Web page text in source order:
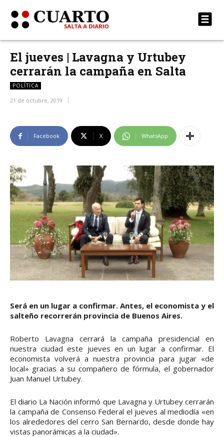
El jueves | Lavagna y Urtubey
cerrarán la campaña en Salta
POLÍTICA
21 de octubre, 2019
Facebook X WhatsApp
Será en un lugar a confirmar. Antes, el economista y el
salteño recorrerán provincia de Buenos Aires.
Roberto Lavagna cerrará la campaña presidencial en
nuestra ciudad este jueves en un lugar a confirmar. El
economista volverá a nuestra provincia para jugar «de
local» gracias a su compañero de fórmula, el gobernador
Juan Manuel Urtubey.
El diario La Nación informó que Lavagna y Urtubey cerrarán
la campaña de Consenso Federal el jueves al mediodía «en
los alrededores del cerro San Bernardo, desde donde hay
vistas panorámicas a la ciudad».